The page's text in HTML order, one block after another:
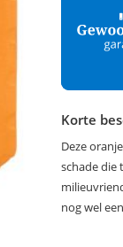
Korte
Deze
schade die
nog wel